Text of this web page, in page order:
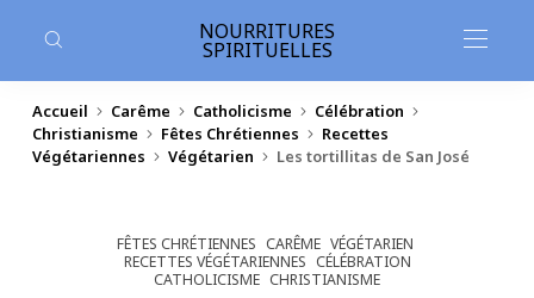
principal
NOURRITURES
SPIRITUELLES
Accueil Carême Catholicisme
Célébration
Christianisme
Fêtes Chrétiennes
Recettes
Végétariennes
Végétarien Les tortillitas de San José
FÊTES CHRÉTIENNES CARÊME VÉGÉTARIEN
RECETTES VÉGÉTARIENNES CÉLÉBRATION
CATHOLICISME CHRISTIANISME